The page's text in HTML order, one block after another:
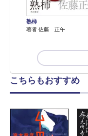
熟柿
著者 佐藤 正午
こちらもおすすめ